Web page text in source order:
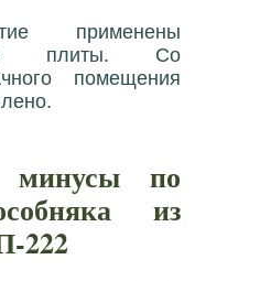
применены
плиты. Со
помещения
по
из
222